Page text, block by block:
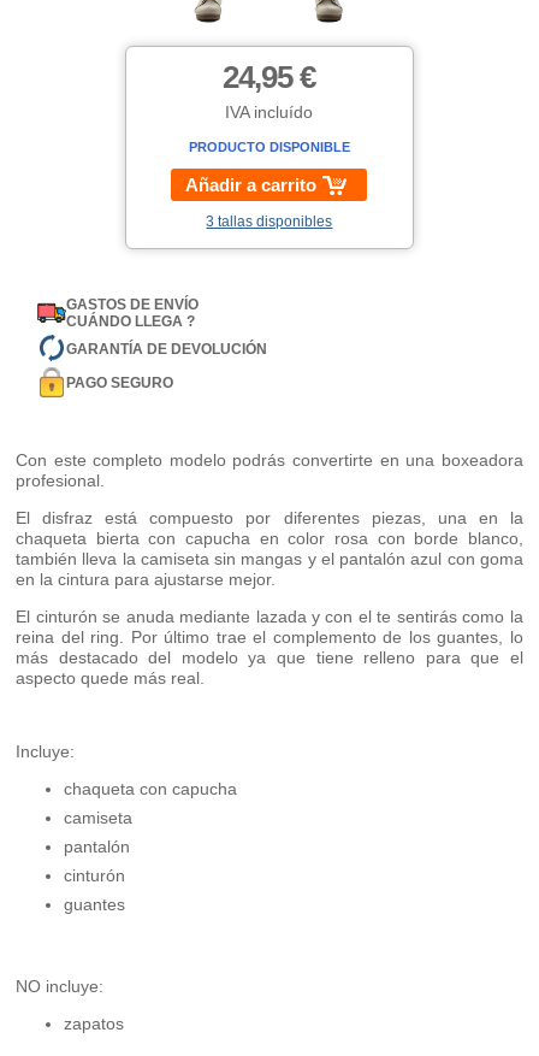
24,95 €
IVA incluído
PRODUCTO DISPONIBLE
Añadir a carrito
3 tallas disponibles
GASTOS DE ENVÍO
CUÁNDO LLEGA ?
GARANTÍA DE DEVOLUCIÓN
PAGO SEGURO
Con este completo modelo podrás convertirte en una boxeadora
profesional.
El disfraz está compuesto por diferentes piezas, una en la
chaqueta bierta con capucha en color rosa con borde blanco,
también lleva la camiseta sin mangas y el pantalón azul con goma
en la cintura para ajustarse mejor.
El cinturón se anuda mediante lazada y con el te sentirás como la
reina del ring. Por último trae el complemento de los guantes, lo
más destacado del modelo ya que tiene relleno para que el
aspecto quede más real.
Incluye:
chaqueta con capucha
camiseta
pantalón
cinturón
guantes
NO incluye:
zapatos